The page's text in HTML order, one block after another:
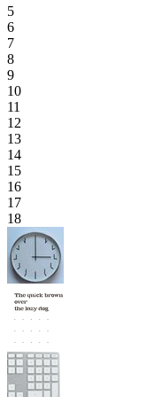
5
6
7
8
9
10
11
12
13
14
15
16
17
18